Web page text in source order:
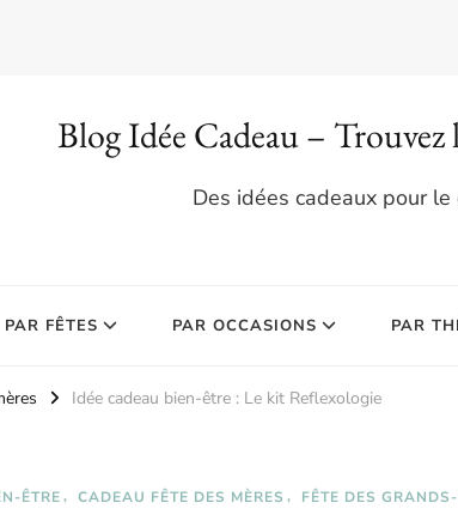
Blog Idée Cadeau – Trouvez
Des idées cadeaux pour
PAR FÊTES PAR OCCASIONS PAR
Idée cadeau bien-être : Le kit Reflexologie
ÊTRE CADEAU FÊTE DES MÈRES FÊTE DES